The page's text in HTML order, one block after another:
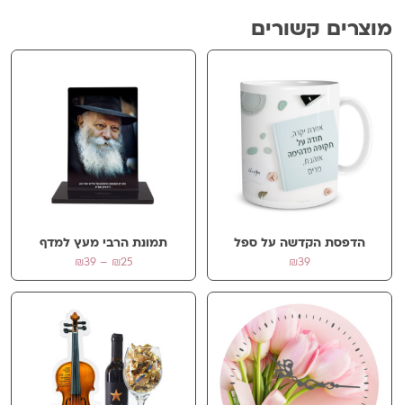
האימייל לא יוצג באתר. שדות החובה מסומנים
שמור בדפדפן זה את השם, האימייל והאתר שלי לפעם הבאה שאגיב.
מוצרים קשורים
הדפסת הקדשה על ספל
₪39
תמונת הרבי מעץ למדף
₪25
–
₪39
מחירים:
⁦₪25⁩
עד
⁦₪39⁩